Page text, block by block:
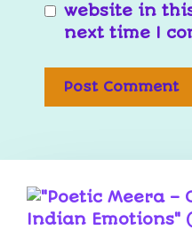
website in
next time I